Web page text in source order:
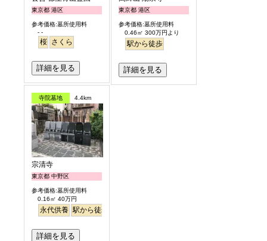
東京都 港区
参考価格:墓所使用料
- -
桜 さくら
詳細を見る
東京都 港区
参考価格:墓所使用料
0.46㎡ 300万円より
駅から徒歩
詳細を見る
寺院墓地 4.4km
宗清寺
東京都 中野区
参考価格:墓所使用料
0.16㎡ 40万円
永代供養 駅から徒歩
詳細を見る